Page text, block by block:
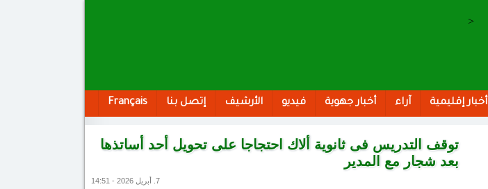
>
أخبار إقليمية آراء أخبار جهوية فيديو الأرشيف إتصل بنا Français
توقف التدريس فى ثانوية ألاك احتجاجا على تحويل أحد أساتذها
بعد شجار مع المدير
7. أبريل 2026 - 14:51